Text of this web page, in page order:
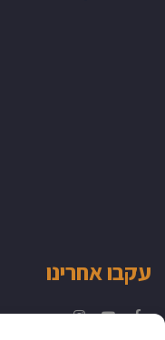
עקבו אחרינו